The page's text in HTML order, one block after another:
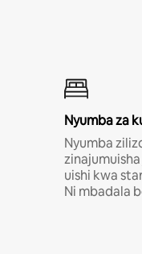
Nyumba za
Nyumba
uishi kwa
Ni mbadala